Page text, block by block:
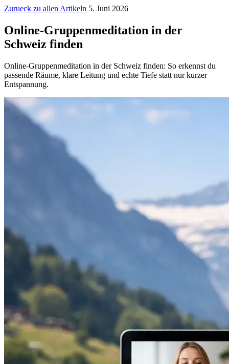
Zurueck zu allen Artikeln 5. Juni 2026
Online-Gruppenmeditation in der
Schweiz finden
Online-Gruppenmeditation in der Schweiz finden: So erkennst du
passende Räume, klare Leitung und echte Tiefe statt nur kurzer
Entspannung.